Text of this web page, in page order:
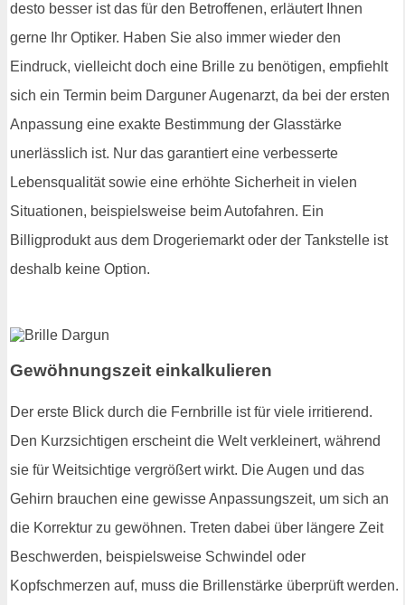
desto besser ist das für den Betroffenen, erläutert Ihnen
gerne Ihr Optiker. Haben Sie also immer wieder den
Eindruck, vielleicht doch eine Brille zu benötigen, empfiehlt
sich ein Termin beim Darguner Augenarzt, da bei der ersten
Anpassung eine exakte Bestimmung der Glasstärke
unerlässlich ist. Nur das garantiert eine verbesserte
Lebensqualität sowie eine erhöhte Sicherheit in vielen
Situationen, beispielsweise beim Autofahren. Ein
Billigprodukt aus dem Drogeriemarkt oder der Tankstelle ist
deshalb keine Option.
Gewöhnungszeit einkalkulieren
Der erste Blick durch die Fernbrille ist für viele irritierend.
Den Kurzsichtigen erscheint die Welt verkleinert, während
sie für Weitsichtige vergrößert wirkt. Die Augen und das
Gehirn brauchen eine gewisse Anpassungszeit, um sich an
die Korrektur zu gewöhnen. Treten dabei über längere Zeit
Beschwerden, beispielsweise Schwindel oder
Kopfschmerzen auf, muss die Brillenstärke überprüft werden.